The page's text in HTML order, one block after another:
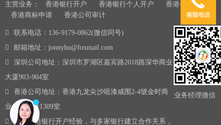
主营业务： 香港银行开户 香港银行个人开户
香港公司注册
香港商标申请
香港公司审计
联系电话：136-9179-0862(微信同号)
邮箱地址：jonnyhu@foxmail.com
深圳公司地址：深圳市罗湖区嘉宾路2018路深华商业
大厦903-904室
香港公司地址：香港九龙尖沙咀漆咸围2-4號金时商
业大厦13楼1309室
10年香港银行开户经验，与多家银行建立合作关系，
业务经理微信